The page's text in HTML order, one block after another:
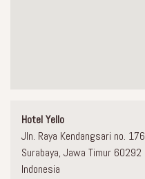
Hotel Yello
Jln. Raya Kendangsari no. 176
Surabaya, Jawa Timur 60292
Indonesia